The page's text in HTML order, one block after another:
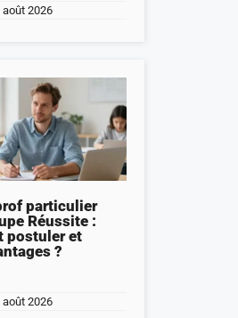
août 2026
particulier
Réussite :
postuler et
?
août 2026